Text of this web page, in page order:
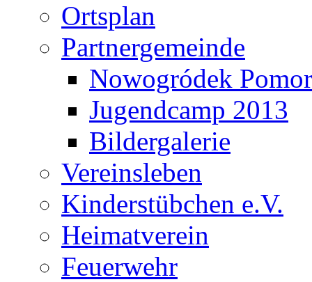
Ortsplan
Partnergemeinde
Nowogródek
Jugendcamp 2013
Bildergalerie
Vereinsleben
Kinderstübchen e.V.
Heimatverein
Feuerwehr